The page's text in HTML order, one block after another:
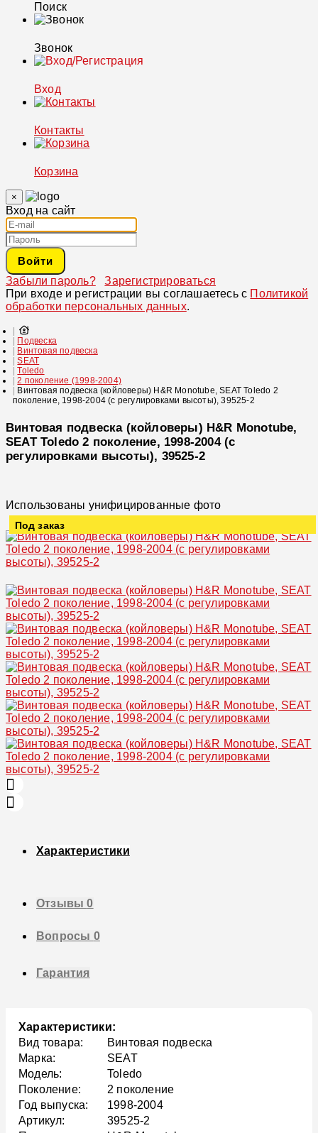
Поиск
Звонок
Вход
Контакты
Корзина
×
Вход на сайт
Войти
Забыли пароль?
Зарегистрироваться
При входе и регистрации вы соглашаетесь с Политикой
обработки персональных данных.
Подвеска
Винтовая подвеска
SEAT
Toledo
2 поколение (1998-2004)
Винтовая подвеска (койловеры) H&R Monotube, SEAT Toledo 2
поколение, 1998-2004 (с регулировками высоты), 39525-2
Винтовая подвеска (койловеры) H&R Monotube,
SEAT Toledo 2 поколение, 1998-2004 (с
регулировками высоты), 39525-2
Использованы унифицированные фото
Под заказ
Характеристики
Отзывы0
Вопросы 0
Гарантия
Характеристики:
Вид товара:
Винтовая подвеска
Марка:
SEAT
Модель:
Toledo
Поколение:
2 поколение
Год выпуска:
1998-2004
Артикул:
39525-2